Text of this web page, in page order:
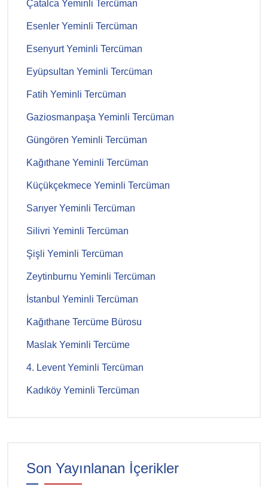
Çatalca Yeminli Tercüman
Esenler Yeminli Tercüman
Esenyurt Yeminli Tercüman
Eyüpsultan Yeminli Tercüman
Fatih Yeminli Tercüman
Gaziosmanpaşa Yeminli Tercüman
Güngören Yeminli Tercüman
Kağıthane Yeminli Tercüman
Küçükçekmece Yeminli Tercüman
Sarıyer Yeminli Tercüman
Silivri Yeminli Tercüman
Şişli Yeminli Tercüman
Zeytinburnu Yeminli Tercüman
İstanbul Yeminli Tercüman
Kağıthane Tercüme Bürosu
Maslak Yeminli Tercüme
4. Levent Yeminli Tercüman
Kadıköy Yeminli Tercüman
Son Yayınlanan İçerikler